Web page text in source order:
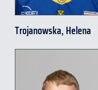
Trojanowska, Helena